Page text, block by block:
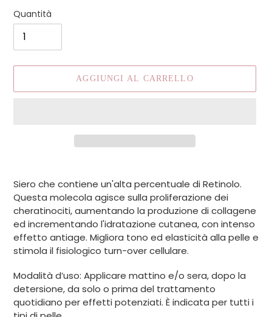
Quantità
AGGIUNGI AL CARRELLO
del
prodotto
nel
carrello
Siero che contiene un'alta percentuale di Retinolo.
Questa molecola agisce sulla proliferazione dei
cheratinociti, aumentando la produzione di collagene
ed incrementando l'idratazione cutanea, con intenso
effetto antiage. Migliora tono ed elasticità alla pelle e
stimola il fisiologico turn-over cellulare.
Modalità d’uso: Applicare mattino e/o sera, dopo la
detersione, da solo o prima del trattamento
quotidiano per effetti potenziati. È indicata per tutti i